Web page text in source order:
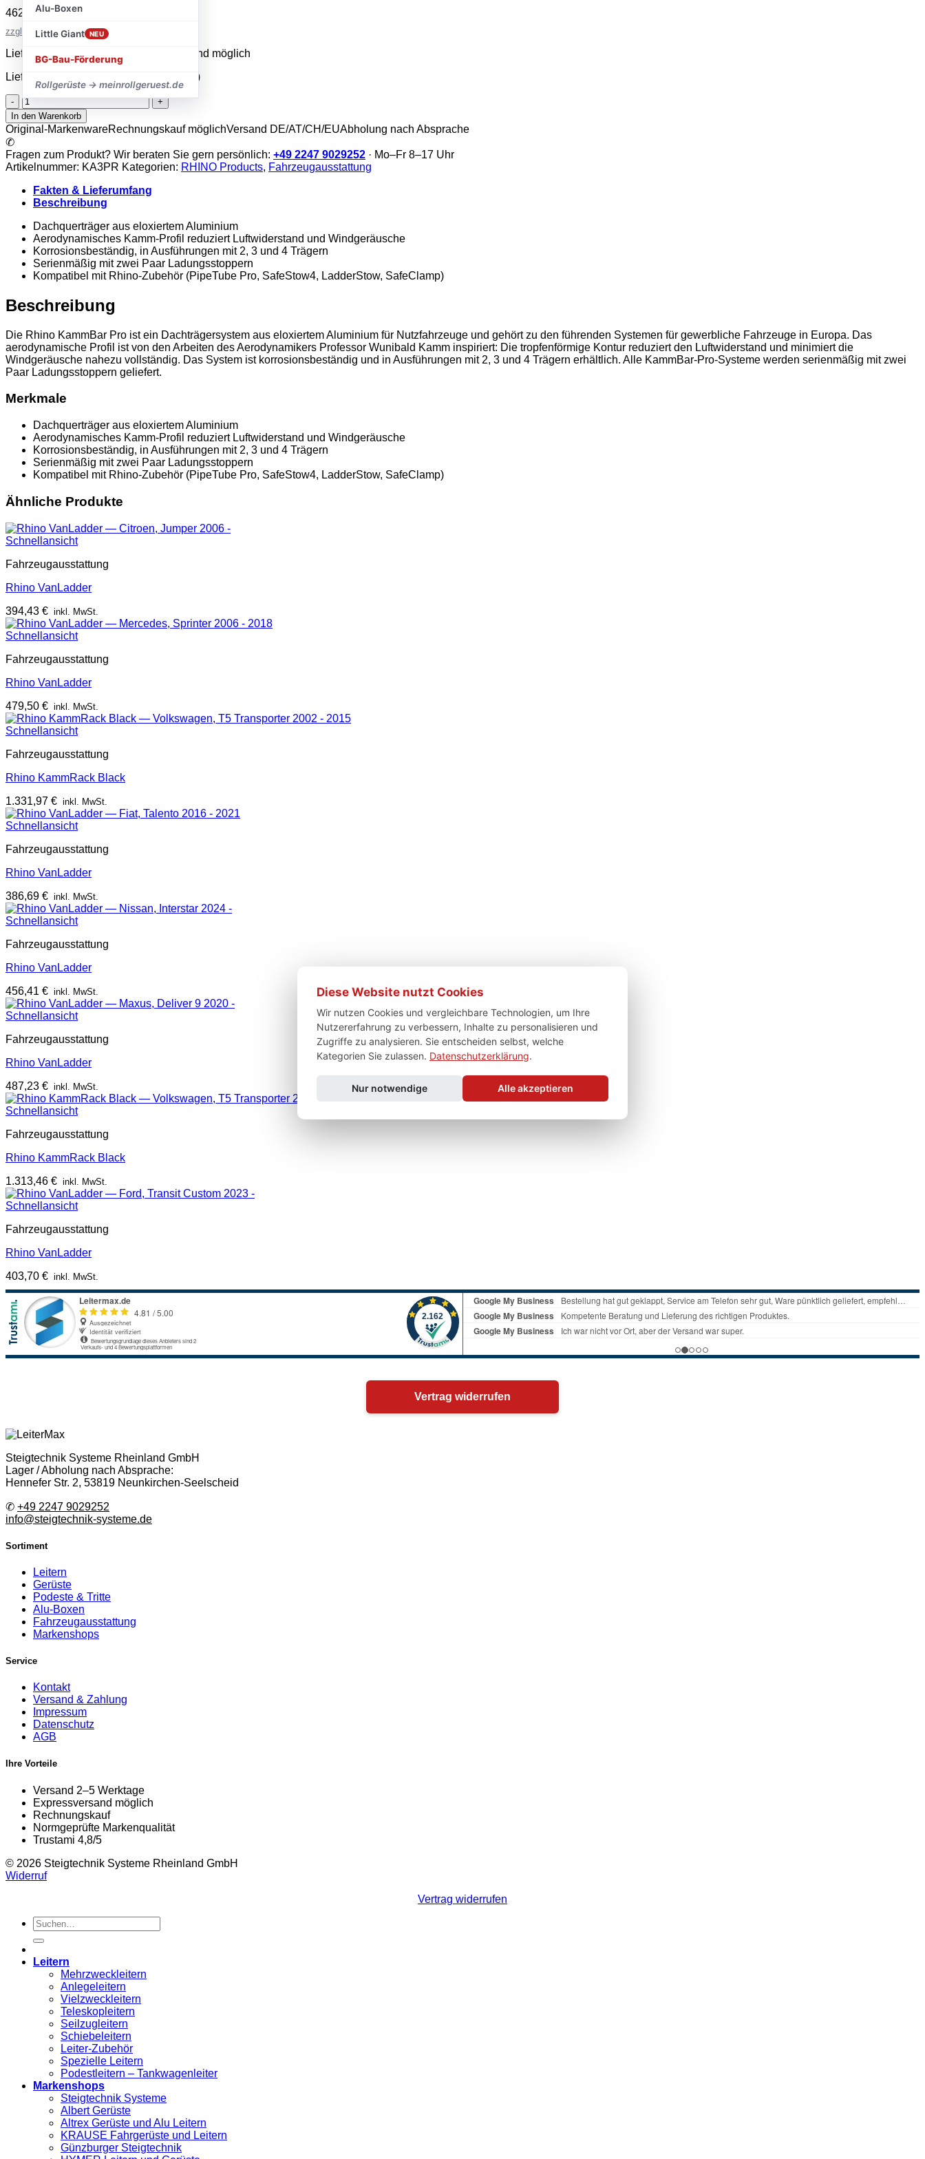
Alu-Boxen
Little Giant NEU
BG-Bau-Förderung
Rollgerüste → meinrollgeruest.de
462,41€
inkl. MwSt.
zzgl. Versandkosten
Lieferzeit 2–5 Werktage · Expressversand möglich
Lieferzeit:
sofort lieferbar (2-5 Werktage)
Rhino
KammBar
Pro
Menge
In den Warenkorb
Original-MarkenwareRechnungskauf möglichVersand DE/AT/CH/EUAbholung nach Absprache
✆
Fragen zum Produkt? Wir beraten Sie gern persönlich: +49 2247 9029252 · Mo–Fr 8–17 Uhr
Artikelnummer: KA3PR Kategorien: RHINO Products, Fahrzeugausstattung
Fakten & Lieferumfang
Beschreibung
Dachquerträger aus eloxiertem Aluminium
Aerodynamisches Kamm-Profil reduziert Luftwiderstand und Windgeräusche
Korrosionsbeständig, in Ausführungen mit 2, 3 und 4 Trägern
Serienmäßig mit zwei Paar Ladungsstoppern
Kompatibel mit Rhino-Zubehör (PipeTube Pro, SafeStow4, LadderStow, SafeClamp)
Beschreibung
Die Rhino KammBar Pro ist ein Dachträgersystem aus eloxiertem Aluminium für Nutzfahrzeuge und gehört zu den führenden Systemen für gewerbliche Fahrzeuge in Europa. Das
aerodynamische Profil ist von den Arbeiten des Aerodynamikers Professor Wunibald Kamm inspiriert: Die tropfenförmige Kontur reduziert den Luftwiderstand und minimiert die
Windgeräusche nahezu vollständig. Das System ist korrosionsbeständig und in Ausführungen mit 2, 3 und 4 Trägern erhältlich. Alle KammBar-Pro-Systeme werden serienmäßig mit zwei
Paar Ladungsstoppern geliefert.
Merkmale
Dachquerträger aus eloxiertem Aluminium
Aerodynamisches Kamm-Profil reduziert Luftwiderstand und Windgeräusche
Korrosionsbeständig, in Ausführungen mit 2, 3 und 4 Trägern
Serienmäßig mit zwei Paar Ladungsstoppern
Kompatibel mit Rhino-Zubehör (PipeTube Pro, SafeStow4, LadderStow, SafeClamp)
Ähnliche Produkte
Schnellansicht
Fahrzeugausstattung
Rhino VanLadder
394,43 € inkl. MwSt.
Schnellansicht
Fahrzeugausstattung
Rhino VanLadder
479,50 € inkl. MwSt.
Schnellansicht
Fahrzeugausstattung
Rhino KammRack Black
1.331,97 € inkl. MwSt.
Schnellansicht
Fahrzeugausstattung
Rhino VanLadder
386,69 € inkl. MwSt.
Schnellansicht
Fahrzeugausstattung
Rhino VanLadder
456,41 € inkl. MwSt.
Schnellansicht
Fahrzeugausstattung
Rhino VanLadder
487,23 € inkl. MwSt.
Schnellansicht
Fahrzeugausstattung
Rhino KammRack Black
1.313,46 € inkl. MwSt.
Schnellansicht
Fahrzeugausstattung
Rhino VanLadder
403,70 € inkl. MwSt.
Vertrag widerrufen
Steigtechnik Systeme Rheinland GmbH
Lager / Abholung nach Absprache:
Hennefer Str. 2, 53819 Neunkirchen-Seelscheid
✆ +49 2247 9029252
info@steigtechnik-systeme.de
Sortiment
Leitern
Gerüste
Podeste & Tritte
Alu-Boxen
Fahrzeugausstattung
Markenshops
Service
Kontakt
Versand & Zahlung
Impressum
Datenschutz
AGB
Ihre Vorteile
Versand 2–5 Werktage
Expressversand möglich
Rechnungskauf
Normgeprüfte Markenqualität
Trustami 4,8/5
© 2026 Steigtechnik Systeme Rheinland GmbH
Widerruf
Vertrag widerrufen
Suchen
nach:
Leitern
Mehrzweckleitern
Anlegeleitern
Vielzweckleitern
Teleskopleitern
Seilzugleitern
Schiebeleitern
Leiter-Zubehör
Spezielle Leitern
Podestleitern – Tankwagenleiter
Markenshops
Steigtechnik Systeme
Albert Gerüste
Altrex Gerüste und Alu Leitern
KRAUSE Fahrgerüste und Leitern
Günzburger Steigtechnik
Diese Website nutzt Cookies
Wir nutzen Cookies und vergleichbare Technologien, um Ihre
Nutzererfahrung zu verbessern, Inhalte zu personalisieren und
Zugriffe zu analysieren. Sie entscheiden selbst, welche
Kategorien Sie zulassen. Datenschutzerklärung.
Nur notwendige Alle akzeptieren